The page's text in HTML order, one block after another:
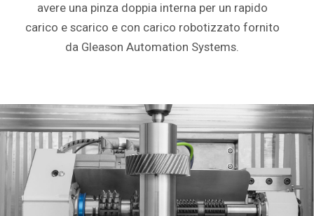
avere una pinza doppia interna per un rapido
carico e scarico e con carico robotizzato fornito
da Gleason Automation Systems.